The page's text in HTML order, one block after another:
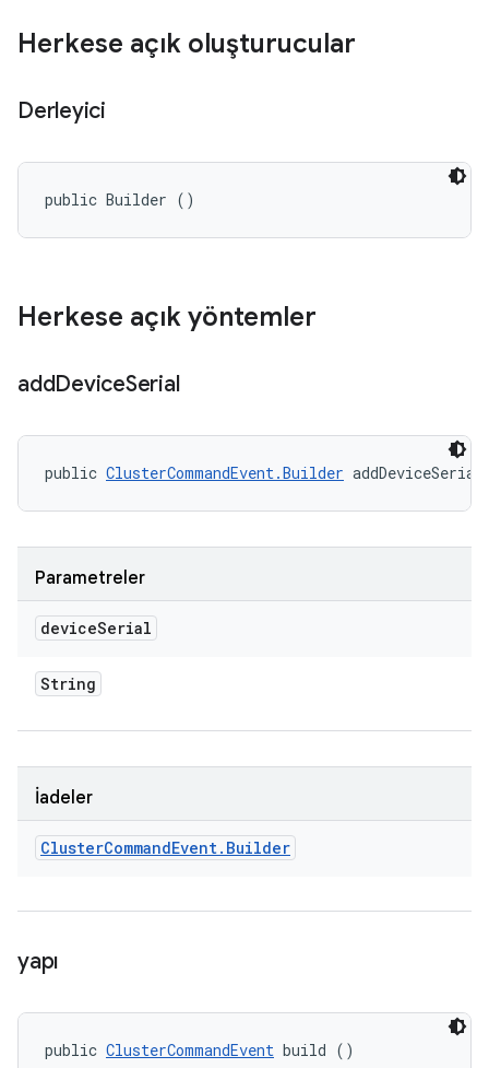
Herkese açık oluşturucular
Derleyici
public Builder ()
Herkese açık yöntemler
addDeviceSerial
public ClusterCommandEvent.Builder
Parametreler
deviceSerial
String
İadeler
ClusterCommandEvent. Builder
yapı
public ClusterCommandEvent build ()